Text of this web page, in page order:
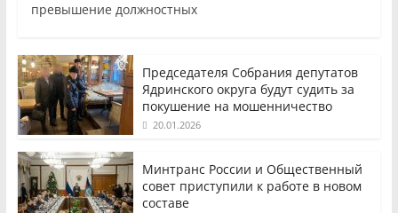
превышение должностных
Председателя Собрания депутатов
Ядринского округа будут судить за
покушение на мошенничество
20.01.2026
Минтранс России и Общественный
совет приступили к работе в новом
составе